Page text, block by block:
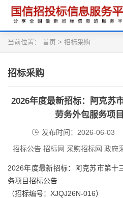
当前位置： 首页 > 招标采购
招标采购
2026年度最新招标：阿克苏
劳务外包服务项
发布时间：2026-06-03
招标公告 招标网 采购招标网 政府
2026年度最新招标：阿克苏市第十
务项目招标公告
（招标编号：XJQJ26N-016）